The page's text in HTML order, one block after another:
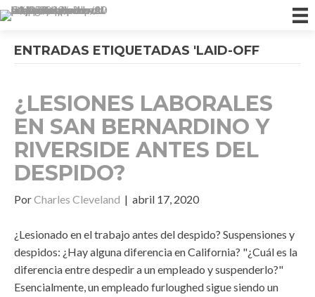
ENTRADAS ETIQUETADAS 'LAID-OFF
¿LESIONES LABORALES
EN SAN BERNARDINO Y
RIVERSIDE ANTES DEL
DESPIDO?
PorCharles Cleveland | abril 17, 2020
¿Lesionado en el trabajo antes del despido? Suspensiones y
despidos: ¿Hay alguna diferencia en California? "¿Cuál es la
diferencia entre despedir a un empleado y suspenderlo?"
Esencialmente, un empleado furloughed sigue siendo un